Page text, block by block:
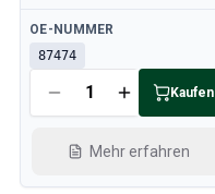
Verfügbar
OE-NUMMER
87474
Kaufen
Mehr erfahren